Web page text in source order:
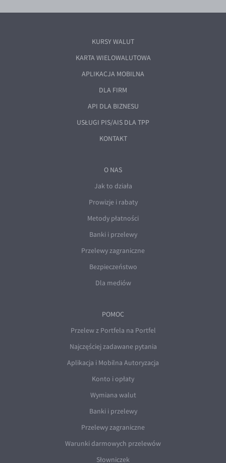
KURSY WALUT
KARTA WIELOWALUTOWA
APLIKACJA MOBILNA
DLA FIRM
API DLA BIZNESU
USŁUGI PIS/AIS DLA TPP
KONTAKT
O NAS
Jak to działa
Prowizje i rabaty
Metody płatności
Banki i przelewy
Przelewy zagraniczne
Bezpieczeństwo
Dla mediów
POMOC
Przelew z Portfela na Portfel
Najczęściej zadawane pytania
Aplikacja i Mobilna Autoryzacja
Konto i opłaty
Wymiana walut
Banki i przelewy
Przelewy zagraniczne
Warunki darmowych przelewów
Słowniczek